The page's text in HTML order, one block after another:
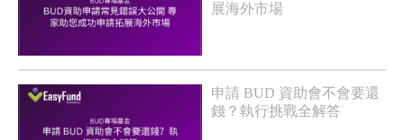
展海外市場
申請 BUD 資助會不會要還
錢？執行挑戰全解答